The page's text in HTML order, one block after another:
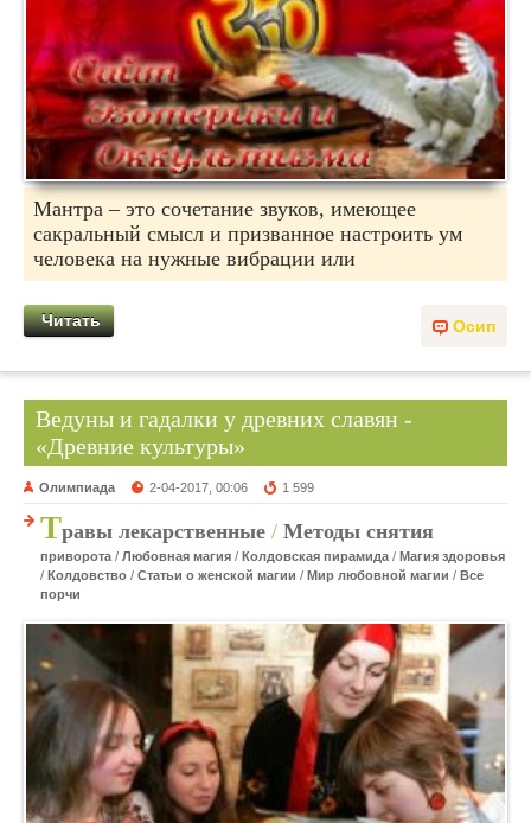
Мантра – это сочетание звуков, имеющее
сакральный смысл и призванное настроить ум
человека на нужные вибрации или
Осип
Читать
Ведуны и гадалки у древних славян -
«Древние культуры»
Олимпиада 2-04-2017, 00:06 1 599
Травы лекарственные / Методы снятия
приворота / Любовная магия / Колдовская пирамида / Магия здоровья
/ Колдовство / Статьи о женской магии / Мир любовной магии / Все
порчи